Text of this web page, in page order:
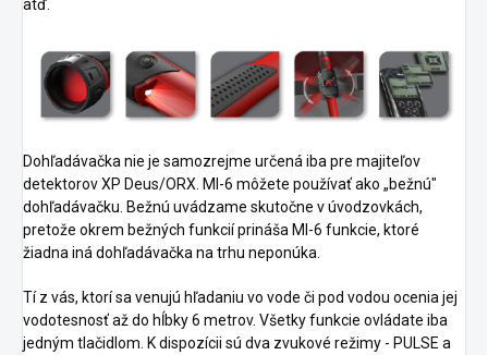
atď.
Dohľadávačka nie je samozrejme určená iba pre majiteľov
detektorov XP Deus/ORX. MI-6 môžete používať ako „bežnú"
dohľadávačku. Bežnú uvádzame skutočne v úvodzovkách,
pretože okrem bežných funkcií prináša MI-6 funkcie, ktoré
žiadna iná dohľadávačka na trhu neponúka.
Tí z vás, ktorí sa venujú hľadaniu vo vode či pod vodou ocenia jej
vodotesnosť až do hĺbky 6 metrov. Všetky funkcie ovládate iba
jedným tlačidlom. K dispozícii sú dva zvukové režimy - PULSE a